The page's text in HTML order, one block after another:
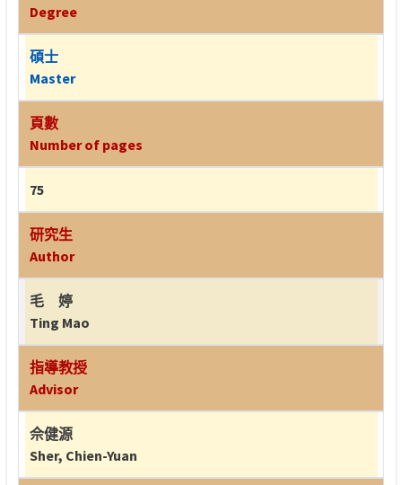
Degree
碩士
Master
頁數
Number of pages
75
研究生
Author
毛 婷
Ting Mao
指導教授
Advisor
佘健源
Sher, Chien-Yuan